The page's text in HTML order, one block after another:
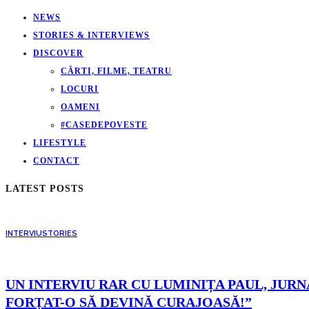
NEWS
STORIES & INTERVIEWS
DISCOVER
CĂRTI, FILME, TEATRU
LOCURI
OAMENI
#CASEDEPOVESTE
LIFESTYLE
CONTACT
LATEST POSTS
INTERVIUSTORIES
UN INTERVIU RAR CU LUMINIȚA PAUL,
FORȚAT-O SĂ DEVINĂ CURAJOASĂ!”